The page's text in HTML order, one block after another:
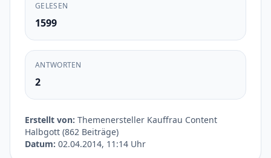
GELESEN
1599
ANTWORTEN
2
Erstellt von: Themenersteller Kauffrau Content
Halbgott (862 Beiträge)
Datum: 02.04.2014, 11:14 Uhr